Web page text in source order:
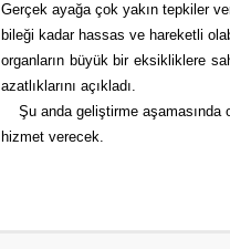
Gerçek ayağa çok yakın tepkiler
bileği kadar hassas ve hareketli
organların büyük bir eksikliklere
azatlıklarını açıkladı.
Şu anda geliştirme aşamasında
hizmet verecek.